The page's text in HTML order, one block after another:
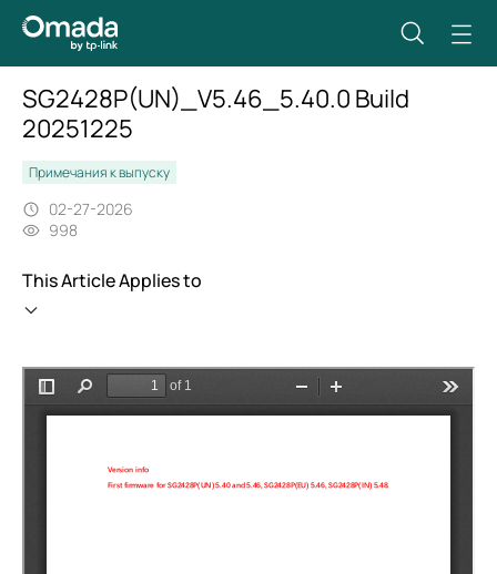
SG2428P(UN)_V5.46_5.40.0 Build
20251225
Примечания к выпуску
02-27-2026
998
This Article Applies to